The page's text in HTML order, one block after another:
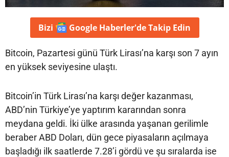
Bizi Google Haberler'deTakip Edin
Bitcoin, Pazartesi günü Türk Lirası’na karşı son 7 ayın
en yüksek seviyesine ulaştı.
Bitcoin’in Türk Lirası’na karşı değer kazanması,
ABD’nin Türkiye’ye yaptırım kararından sonra
meydana geldi. İki ülke arasında yaşanan gerilimle
beraber ABD Doları, dün gece piyasaların açılmaya
başladığı ilk saatlerde 7.28’i gördü ve şu sıralarda ise